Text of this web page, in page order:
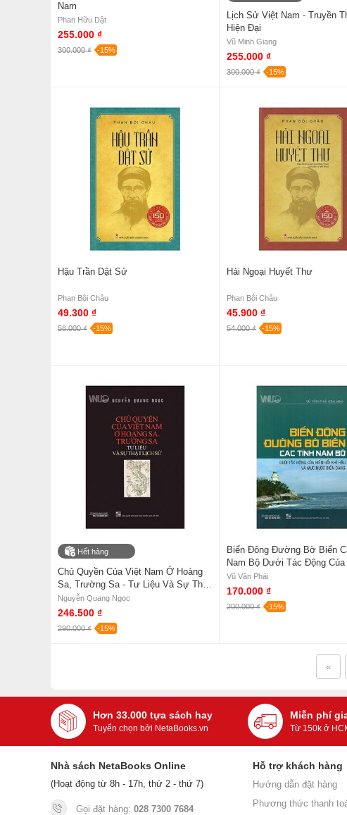
Nam
Phan Hữu Dật
255.000 ₫
300.000 ₫ -15%
Lịch Sử Việt Nam - Truyền
Hiện Đại
Vũ Minh Giang
255.000 ₫
300.000 ₫ -15%
Hậu Trần Dật Sử
Phan Bội Châu
49.300 ₫
58.000 ₫ -15%
Hải Ngoại Huyết Thư
Phan Bội Châu
45.900 ₫
54.000 ₫ -15%
Hết hàng
Chủ Quyền Của Việt Nam Ở Hoàng
Sa, Trường Sa - Tư Liệu Và Sự Thật
Lịch Sử
Nguyễn Quang Ngọc
246.500 ₫
290.000 ₫ -15%
Biển Đông Đường Bờ Biển
Nam Bộ Dưới Tác Động Của
Đổi Khí Hậu Và Mực Nước
Dâng
Vũ Văn Phái
170.000 ₫
200.000 ₫ -15%
«
Hơn 33.000 tựa sách hay
Tuyển chọn bởi NetaBooks.vn
Miễn phí
Từ 150k ở
Nhà sách NetaBooks Online
(Hoạt động từ 8h - 17h, thứ 2 - thứ 7)
Gọi đặt hàng: 028 7300 7684
Hỗ trợ khách hàng
Hướng dẫn đặt hàng
Phương thức thanh